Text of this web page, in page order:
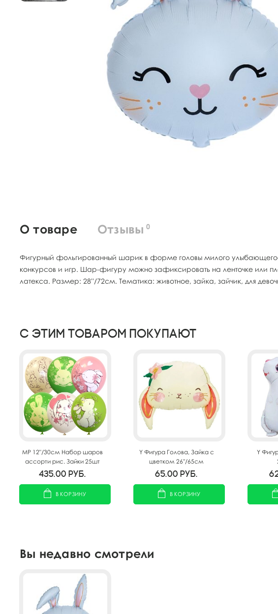
О товаре Отзывы 0
Фигурный фольгированный шарик в форме головы милого
конкурсов и игр. Шар-фигуру можно зафиксировать на ленточке или
латекса. Размер: 28''/72см. Тематика: животное, зайка, зайчик, для
С этим товаром покупают
MP 12"/30см Набор шаров
ассорти рис. Зайки 25шт
435.00 руб.
В КОРЗИНУ
Y Фигура Голова, Зайка с
цветком 26''/65см
65.00 руб.
В КОРЗИНУ
Y
Вы недавно смотрели